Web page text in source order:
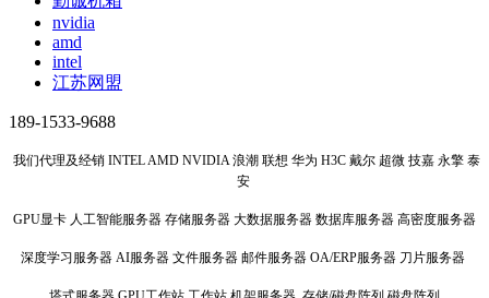
nvidia
amd
intel
江苏网盟
189-1533-9688
我们代理及经销 INTEL AMD NVIDIA 浪潮 联想 华为 H3C 戴尔 超微 技嘉 永擎 泰
安
GPU显卡 人工智能服务器 存储服务器 大数据服务器 数据库服务器 高密度服务器
深度学习服务器 AI服务器 文件服务器 邮件服务器 OA/ERP服务器 刀片服务器